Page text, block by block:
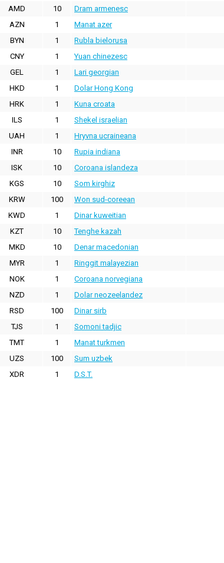
AMD
10 Dram armenesc
AZN
1 Manat azer
BYN
1 Rubla bielorusa
CNY
1 Yuan chinezesc
GEL
1 Lari georgian
HKD
1 Dolar Hong Kong
HRK
1 Kuna croata
ILS
1 Shekel israelian
UAH
1 Hryvna ucraineana
INR
10 Rupia indiana
ISK
10 Coroana islandeza
KGS
10 Som kirghiz
KRW
100 Won sud-coreean
KWD
1 Dinar kuweitian
KZT
10 Tenghe kazah
MKD
10 Denar macedonian
MYR
1 Ringgit malayezian
NOK
1 Coroana norvegiana
NZD
1 Dolar neozeelandez
RSD
100 Dinar sirb
TJS
1 Somoni tadjic
TMT
1 Manat turkmen
UZS
100 Sum uzbek
XDR
1 D.S.T.